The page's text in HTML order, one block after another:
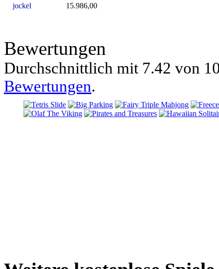
jockel
15.986,00
Bewertungen
Durchschnittlich mit 7.42 von
Bewertungen.